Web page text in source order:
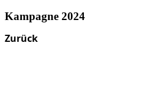
Kampagne 2024
Zurück